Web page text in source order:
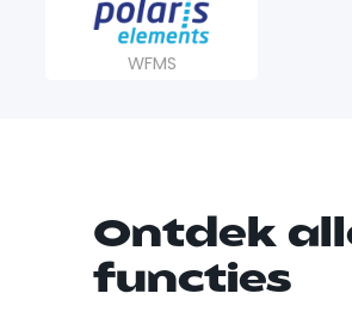
WFMS
Ontdek
functies